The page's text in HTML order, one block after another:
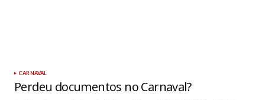
CARNAVAL
Perdeu documentos no Carnaval?